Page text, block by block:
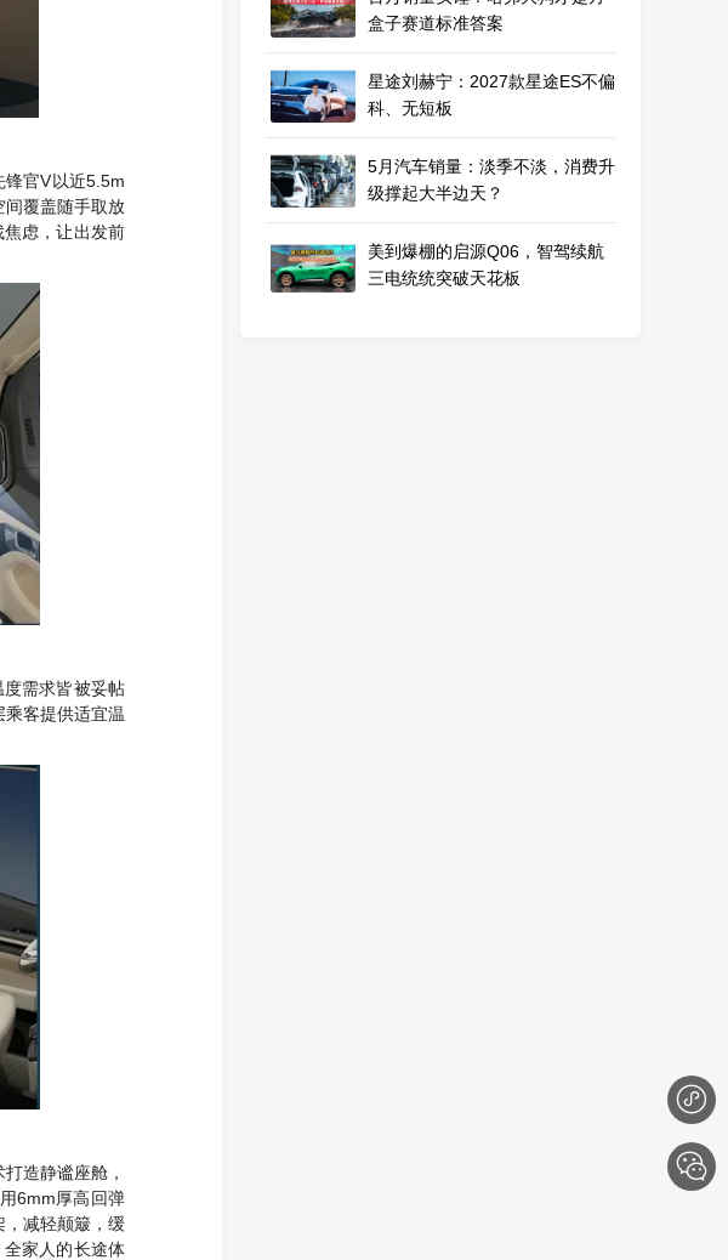
锋官V 以近5.5m
间覆盖随手取放
虑，让出发前
需求皆被妥帖
客提供适宜温
造静谧座舱，
6mm 厚高回弹
，减轻颠簸，缓
家人的长途体
盒子赛道标准答案
星途刘赫宁：2027款星途ES不偏
科、无短板
5月汽车销量：淡季不淡，消费升
级撑起大半边天？
美到爆棚的启源Q06，智驾续航
三电统统突破天花板